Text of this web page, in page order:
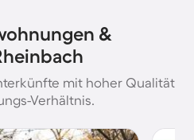
&
mit hoher Qualität
Verhältnis.